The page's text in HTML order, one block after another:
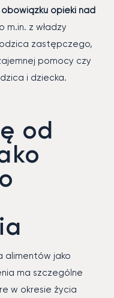
opieki nad
m.in. z władzy
zastępczego,
pomocy czy
i dziecka.
od
alimentów jako
ma szczególne
w okresie życia